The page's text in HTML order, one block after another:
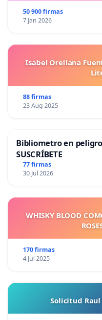
50 900 firmas
7 Jan 2026
Isabel Orellana
88 firmas
23 Aug 2025
Bibliometro en
SUSCRÍBETE
77 firmas
30 Jul 2026
WHISKY BLOOD
170 firmas
4 Jul 2025
Solicitud